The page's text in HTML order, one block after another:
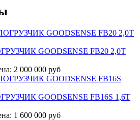
GOODSENSE FB20 2,0Т
2 000 000 руб
GOODSENSE FB16S 1,6Т
1 600 000 руб